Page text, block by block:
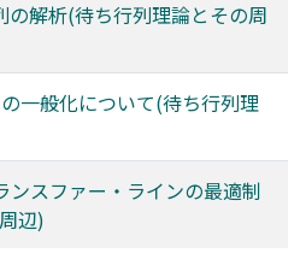
の解析(待ち行列理論とその周
一般化について(待ち行列理
ンスファー・ラインの最適制
辺)